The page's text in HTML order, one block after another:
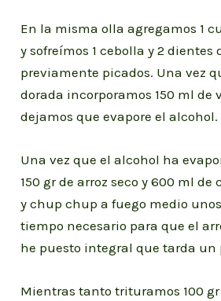
En la misma olla agregamos 1
y sofreímos 1 cebolla y 2 dientes
previamente picados. Una vez
dorada incorporamos 150 ml de
dejamos que evapore el alcohol.
Una vez que el alcohol ha
150 gr de arroz seco y 600 ml de
y chup chup a fuego medio
tiempo necesario para que el
he puesto integral que tarda un
Mientras tanto trituramos 100